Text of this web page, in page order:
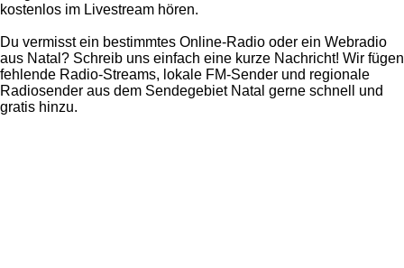
kostenlos im Livestream hören.
Du vermisst ein bestimmtes Online-Radio oder ein Webradio
aus Natal? Schreib uns einfach eine kurze Nachricht! Wir fügen
fehlende Radio-Streams, lokale FM-Sender und regionale
Radiosender aus dem Sendegebiet Natal gerne schnell und
gratis hinzu.